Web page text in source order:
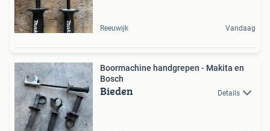
Reeuwijk Vandaag
Boormachine handgrepen - Makita en
Bosch
Bieden Details